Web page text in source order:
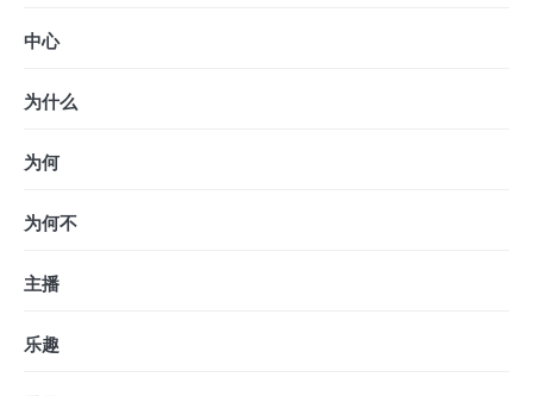
中心
为什么
为何
为何不
主播
乐趣